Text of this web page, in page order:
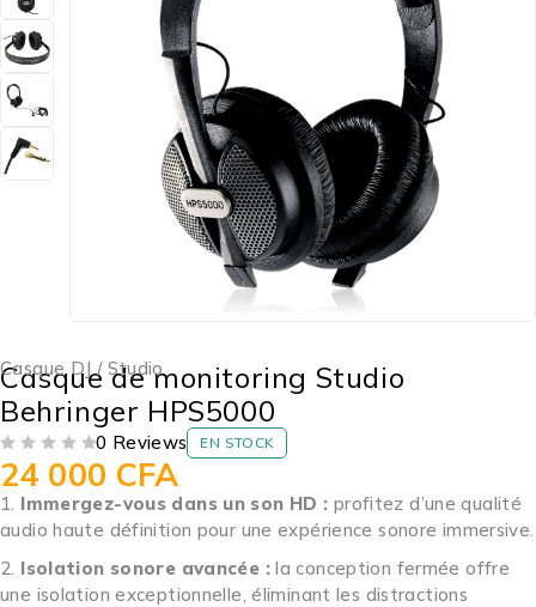
Casque DJ / Studio
Casque de monitoring Studio
Behringer HPS5000
0 Reviews EN STOCK
24 000 CFA
Immergez-vous dans un son HD : profitez d’une qualité
audio haute définition pour une expérience sonore immersive.
Isolation sonore avancée :la conception fermée offre
une isolation exceptionnelle, éliminant les distractions